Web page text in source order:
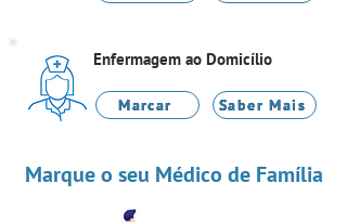
Enfermagem ao Domicílio
Marcar Saber Mais
Marque o seu Médico de Família